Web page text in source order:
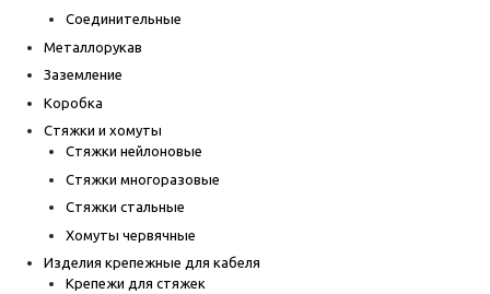
Соединительные
Металлорукав
Заземление
Коробка
Стяжки и хомуты
Стяжки нейлоновые
Стяжки многоразовые
Стяжки стальные
Хомуты червячные
Изделия крепежные для кабеля
Крепежи для стяжек